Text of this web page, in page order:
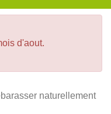
d'aout.
naturellement